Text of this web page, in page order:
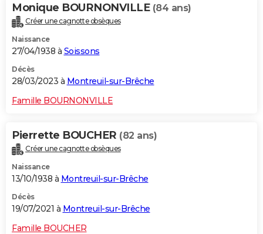
Monique BOURNONVILLE (84 ans)
Créer une cagnotte obsèques
Naissance
27/04/1938 à Soissons
Décès
28/03/2023 à Montreuil-sur-Brêche
Famille BOURNONVILLE
Pierrette BOUCHER (82 ans)
Créer une cagnotte obsèques
Naissance
13/10/1938 à Montreuil-sur-Brêche
Décès
19/07/2021 à Montreuil-sur-Brêche
Famille BOUCHER